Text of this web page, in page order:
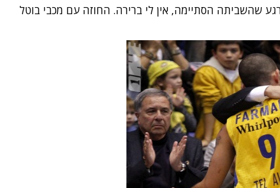
שהשביתה הסתיימה, אין לי ברירה. החוזה עם מכבי בוטל